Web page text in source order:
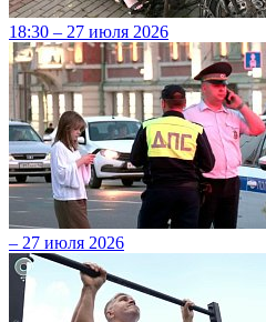
18:30 – 27 июля 2026
– 27 июля 2026